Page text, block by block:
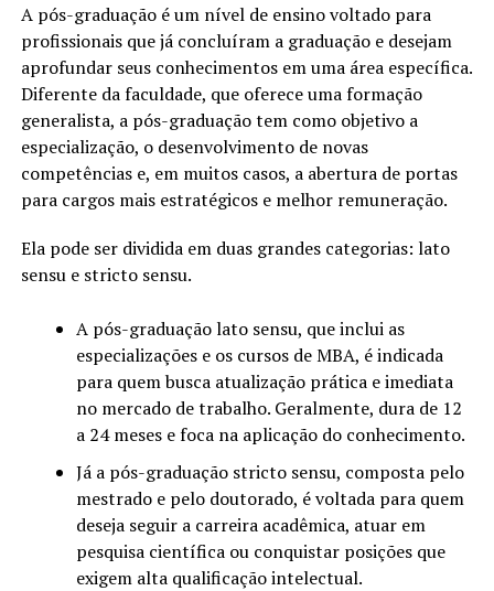
A pós-graduação é um nível de ensino voltado para
profissionais que já concluíram a graduação e desejam
aprofundar seus conhecimentos em uma área específica.
Diferente da faculdade, que oferece uma formação
generalista, a pós-graduação tem como objetivo a
especialização, o desenvolvimento de novas
competências e, em muitos casos, a abertura de portas
para cargos mais estratégicos e melhor remuneração.
Ela pode ser dividida em duas grandes categorias: lato
sensu e stricto sensu.
A pós-graduação lato sensu, que inclui as
especializações e os cursos de MBA, é indicada
para quem busca atualização prática e imediata
no mercado de trabalho. Geralmente, dura de 12
a 24 meses e foca na aplicação do conhecimento.
Já a pós-graduação stricto sensu, composta pelo
mestrado e pelo doutorado, é voltada para quem
deseja seguir a carreira acadêmica, atuar em
pesquisa científica ou conquistar posições que
exigem alta qualificação intelectual.